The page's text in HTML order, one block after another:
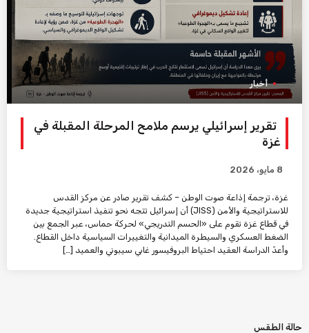
أخبار
تقرير إسرائيلي يرسم ملامح المرحلة المقبلة في
غزة
8 مايو، 2026
غزة، ترجمة إذاعة صوت الوطن – كشف تقرير صادر عن مركز القدس
للاستراتيجية والأمن (JISS) أن إسرائيل تتجه نحو تنفيذ استراتيجية جديدة
في قطاع غزة تقوم على «الحسم التدريجي» لحركة حماس، عبر الجمع بين
الضغط العسكري والسيطرة الميدانية والتغييرات السياسية داخل القطاع.
وأعدّ الدراسة العقيد احتياط البروفيسور غابي سيبوني والعميد […]
حالة الطقس